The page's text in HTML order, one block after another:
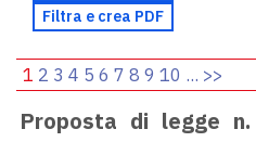
1 2 3 4 5 6 7 8 9 10 ... >>
Proposta di legge